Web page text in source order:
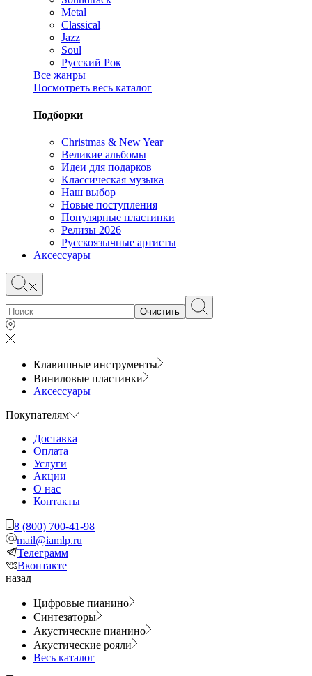
Metal
Classical
Jazz
Soul
Русский Рок
Все жанры
Посмотреть весь каталог
Подборки
Christmas & New Year
Великие альбомы
Идеи для подарков
Классическая музыка
Наш выбор
Новые поступления
Популярные пластинки
Релизы 2026
Русскоязычные артисты
Аксессуары
Очистить
Клавишные инструменты
Виниловые пластинки
Аксессуары
Покупателям
Доставка
Оплата
Услуги
Акции
О нас
Контакты
8 (800) 700-41-98
mail@iamlp.ru
Телеграмм
Вконтакте
назад
Цифровые пианино
Синтезаторы
Акустические пианино
Акустические рояли
Весь каталог